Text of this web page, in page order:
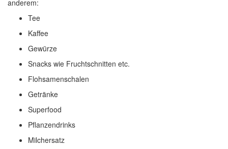
anderem:
Tee
Kaffee
Gewürze
Snacks wie Fruchtschnitten etc.
Flohsamenschalen
Getränke
Superfood
Pflanzendrinks
Milchersatz